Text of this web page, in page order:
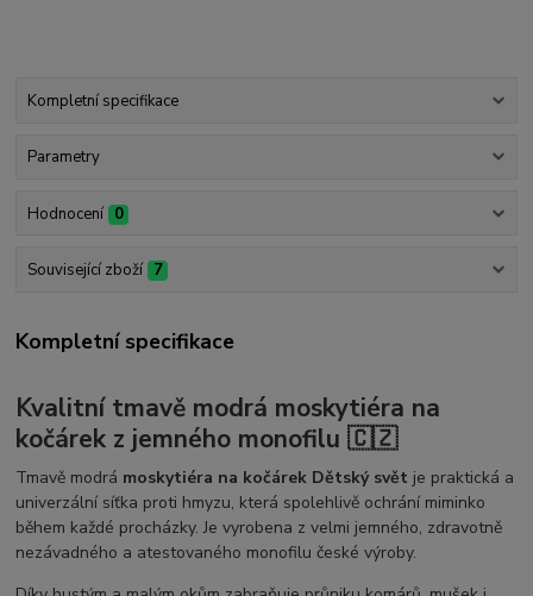
Kompletní specifikace
Parametry
Hodnocení 0
Související zboží 7
Kompletní specifikace
Kvalitní tmavě modrá moskytiéra na
kočárek z jemného monofilu 🇨🇿
Tmavě modrá moskytiéra na kočárek Dětský svět je praktická a
univerzální síťka proti hmyzu, která spolehlivě ochrání miminko
během každé procházky. Je vyrobena z velmi jemného, zdravotně
nezávadného a atestovaného monofilu české výroby.